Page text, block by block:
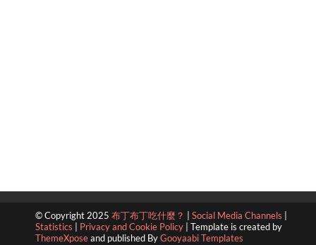
© Copyright 2025 布丁布丁吃什麼？ Social Media Channels
Statistics
Privacy and Cookie Policy
Template is created by
ThemeXposeand published ByGooyaabi Templates